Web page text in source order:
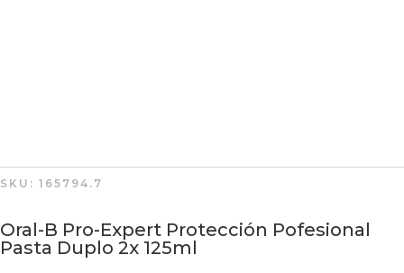
SKU: 165794.7
Oral-B Pro-Expert Protección Pofesional
Pasta Duplo 2x 125ml